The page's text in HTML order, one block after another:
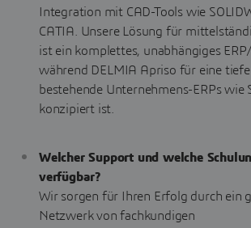
Integration mit CAD-Tools wie
CATIA. Unsere Lösung für
ist ein komplettes, unabhängiges
während DELMIA Apriso für eine
bestehende Unternehmens-ERPs wie
konzipiert ist.
Welcher Support und welche
verfügbar?
Wir sorgen für Ihren Erfolg durch ein
Netzwerk von fachkundigen